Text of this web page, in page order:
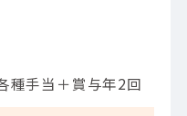
種手当＋賞与年2回